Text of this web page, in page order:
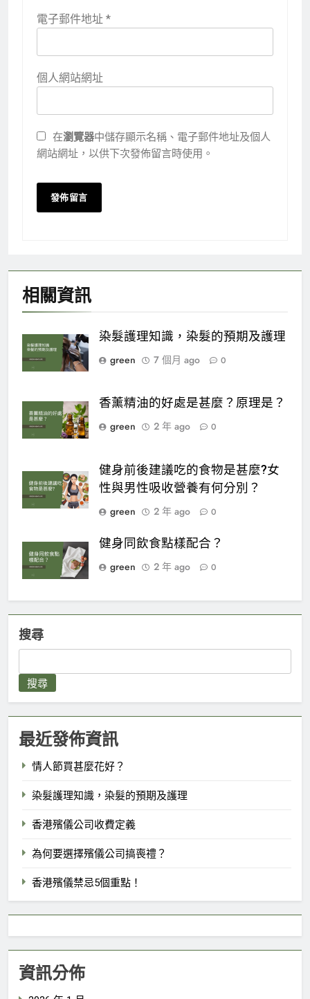
電子郵件地址 *
個人網站網址
在瀏覽器中儲存顯示名稱、電子郵件地址及個人
網站網址，以供下次發佈留言時使用。
相關資訊
染髮護理知識，染髮的預期及護理
green
7 個月 ago 0
香薰精油的好處是甚麼？原理是？
green
2 年 ago 0
健身前後建議吃的食物是甚麼?女
性與男性吸收營養有何分別？
green
2 年 ago 0
健身同飲食點樣配合？
green
2 年 ago 0
搜尋
搜尋
最近發佈資訊
情人節買甚麼花好？
染髮護理知識，染髮的預期及護理
香港殯儀公司收費定義
為何要選擇殯儀公司搞喪禮？
香港殯儀禁忌5個重點！
資訊分佈